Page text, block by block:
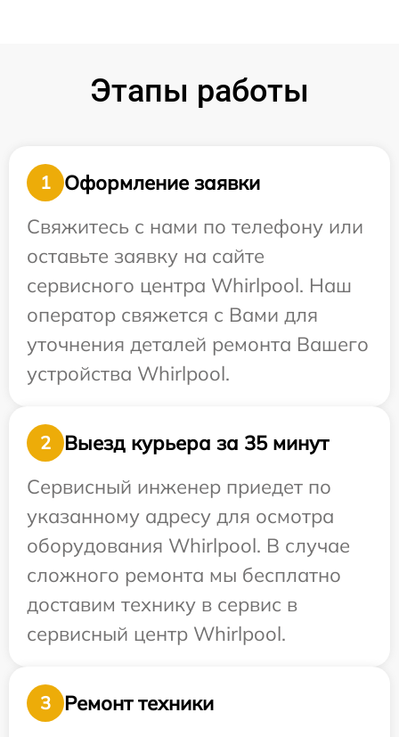
Этапы работы
1
Оформление заявки
Свяжитесь с нами по телефону или
оставьте заявку на сайте
сервисного центра Whirlpool. Наш
оператор свяжется с Вами для
уточнения деталей ремонта Вашего
устройства Whirlpool.
2
Выезд курьера за 35 минут
Сервисный инженер приедет по
указанному адресу для осмотра
оборудования Whirlpool. В случае
сложного ремонта мы бесплатно
доставим технику в сервис в
сервисный центр Whirlpool.
3
Ремонт техники